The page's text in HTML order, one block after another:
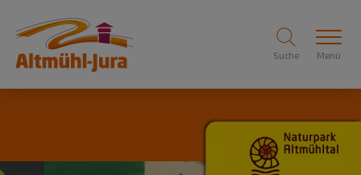
Suche Menü